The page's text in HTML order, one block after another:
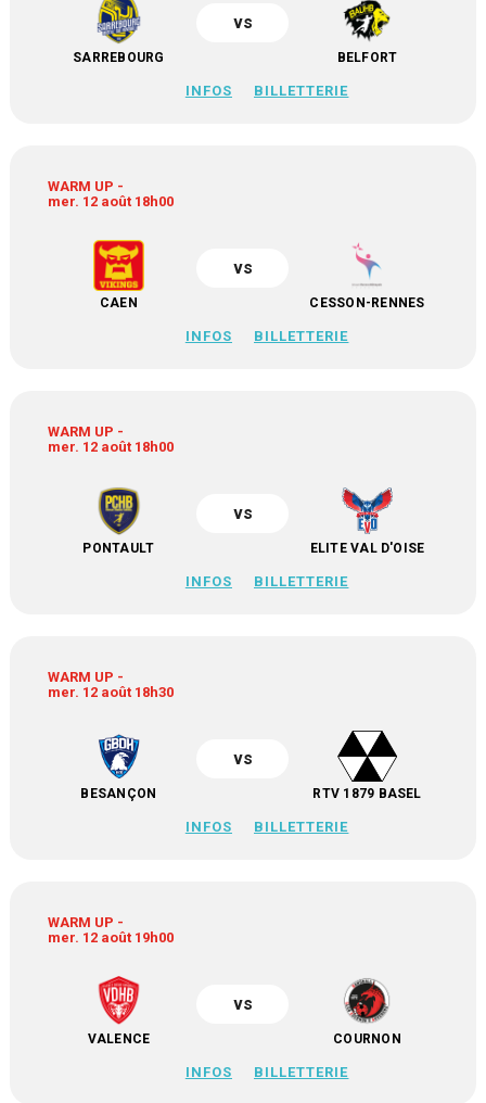
SARREBOURG
vs
BELFORT
INFOS BILLETTERIE
WARM UP -
mer. 12 août 18h00
CAEN
vs
CESSON-RENNES
INFOS BILLETTERIE
WARM UP -
mer. 12 août 18h00
PONTAULT
vs
ELITE VAL D'OISE
INFOS BILLETTERIE
WARM UP -
mer. 12 août 18h30
BESANÇON
vs
RTV 1879 BASEL
INFOS BILLETTERIE
WARM UP -
mer. 12 août 19h00
VALENCE
vs
COURNON
INFOS BILLETTERIE